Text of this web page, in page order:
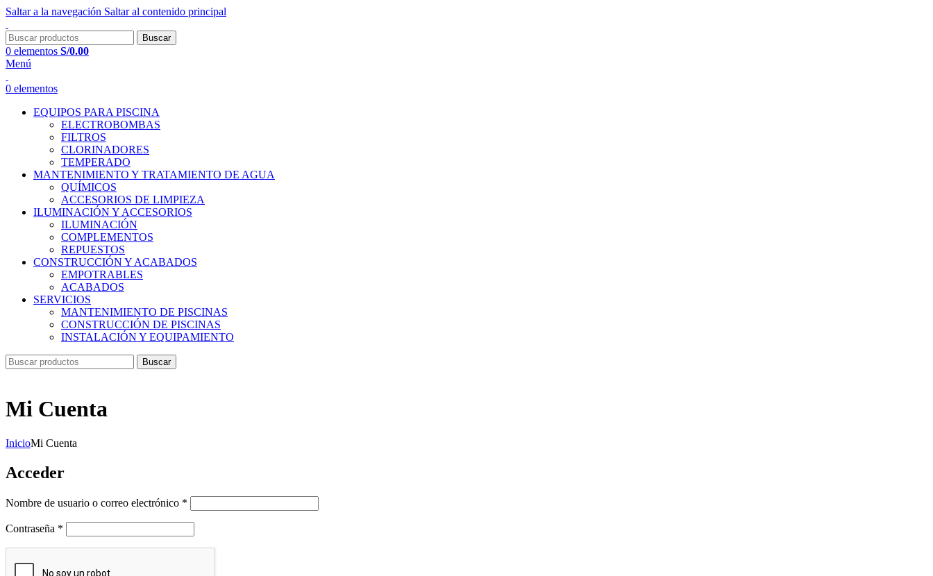
Saltar a la navegación Saltar al contenido principal
Buscar
0 elementos S/0.00
Menú
0 elementos
EQUIPOS PARA PISCINA
ELECTROBOMBAS
FILTROS
CLORINADORES
TEMPERADO
MANTENIMIENTO Y TRATAMIENTO DE AGUA
QUÍMICOS
ACCESORIOS DE LIMPIEZA
ILUMINACIÓN Y ACCESORIOS
ILUMINACIÓN
COMPLEMENTOS
REPUESTOS
CONSTRUCCIÓN Y ACABADOS
EMPOTRABLES
ACABADOS
SERVICIOS
MANTENIMIENTO DE PISCINAS
CONSTRUCCIÓN DE PISCINAS
INSTALACIÓN Y EQUIPAMIENTO
Buscar
Mi Cuenta
InicioMi Cuenta
Acceder
Nombre de usuario o correo electrónico *
Contraseña *